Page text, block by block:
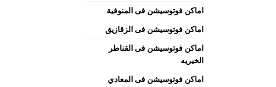
اماكن فوتوسيشن فى المنوفية
اماكن فوتوسيشن فى الزقازيق
اماكن فوتوسيشن فى القناطر
الخيريه
اماكن فوتوسيشن فى المعادي